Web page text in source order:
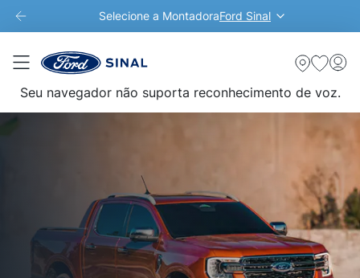
Selecione a MontadoraFord Sinal
Seu navegador não suporta reconhecimento de voz.